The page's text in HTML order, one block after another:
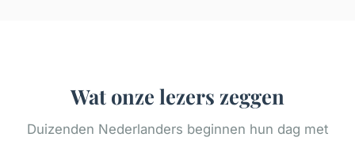
Wat onze lezers zeggen
Duizenden Nederlanders beginnen hun dag met